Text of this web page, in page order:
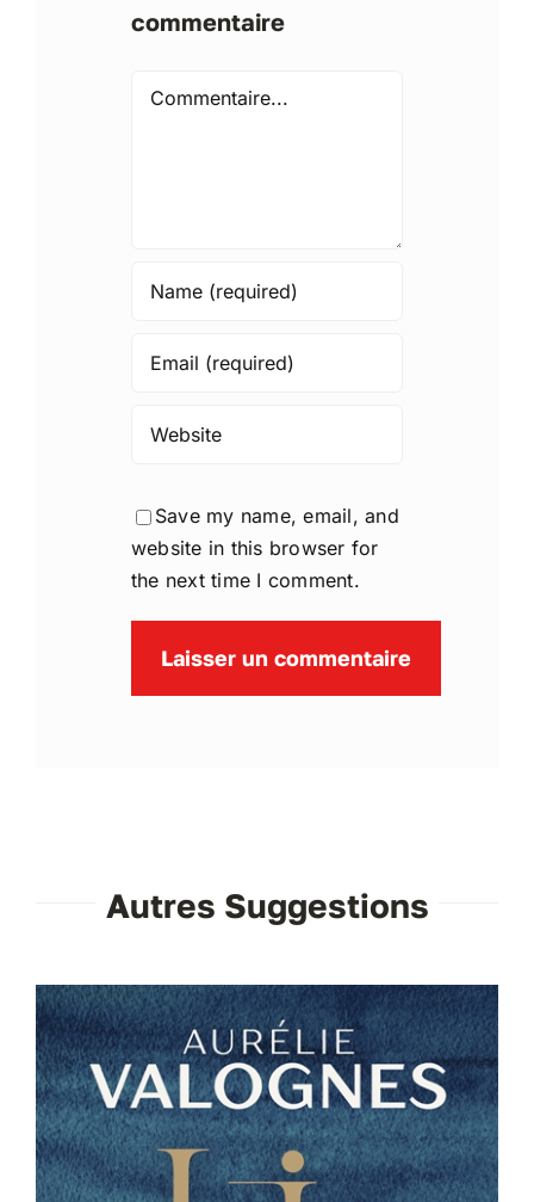
commentaire
Save my name, email, and
website in this browser for
the next time I comment.
Autres Suggestions